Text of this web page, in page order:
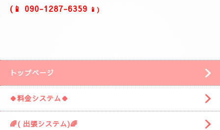
安倍川駅の方に進みますと
左側に広い駐車場がありますそこの１９番に
お車を停めてください。
着きましたら お電話お願いしますね。
スタッフがお出迎えに伺います。